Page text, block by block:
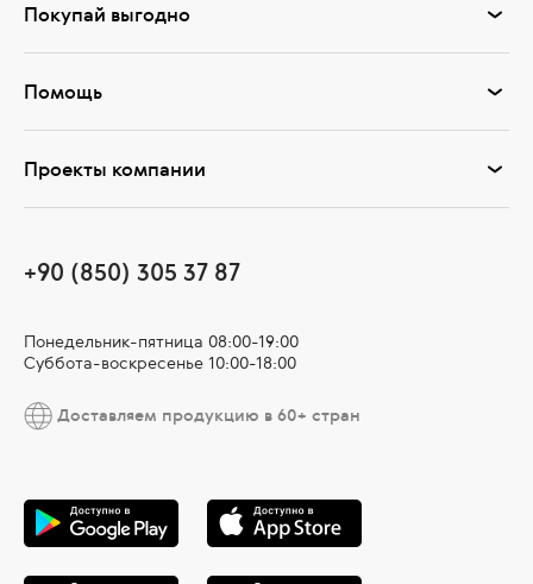
Покупай выгодно
Помощь
Проекты компании
+90 (850) 305 37 87
Понедельник-пятница 08:00-19:00
Суббота-воскресенье 10:00-18:00
Доставляем продукцию в 60+ стран